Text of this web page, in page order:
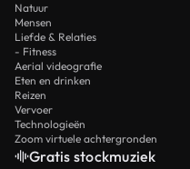
Natuur
Mensen
Liefde & Relaties
- Fitness
Aerial videografie
Eten en drinken
Reizen
Vervoer
Technologieën
Zoom virtuele achtergronden
Gratis stockmuziek